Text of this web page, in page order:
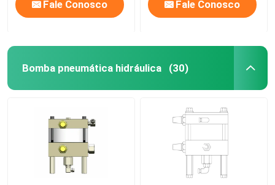
Fale Conosco Fale Conosco
Bomba pneumática hidráulica (30)